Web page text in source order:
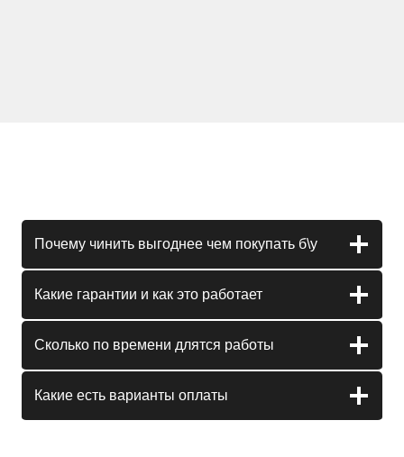
Почему чинить выгоднее чем покупать б\у
Какие гарантии и как это работает
Сколько по времени длятся работы
Какие есть варианты оплаты